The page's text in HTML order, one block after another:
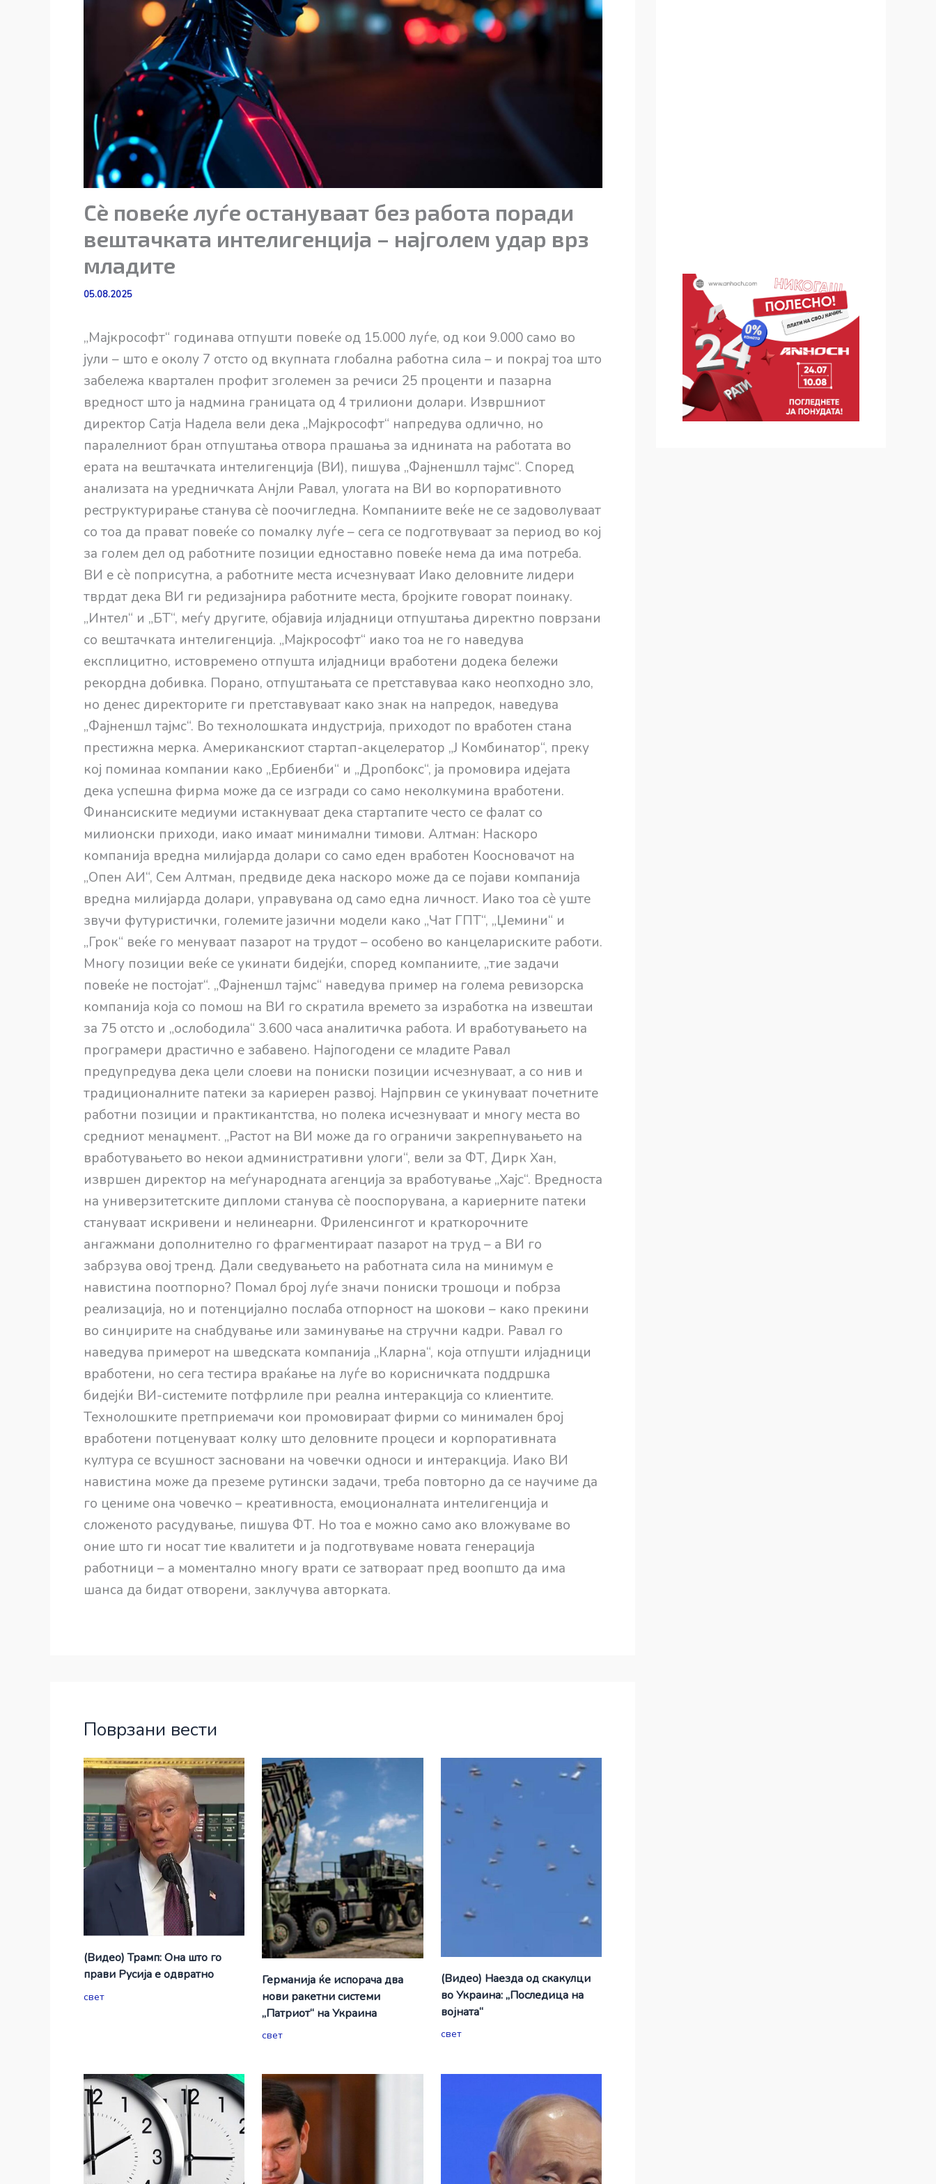
Сѐ повеќе луѓе остануваат без работа поради
вештачката интелигенција – најголем удар врз
младите
05.08.2025
„Мајкрософт“ годинава отпушти повеќе од 15.000 луѓе, од кои 9.000 само во
јули – што е околу 7 отсто од вкупната глобална работна сила – и покрај тоа што
забележа квартален профит зголемен за речиси 25 проценти и пазарна
вредност што ја надмина границата од 4 трилиони долари. Извршниот
директор Сатја Надела вели дека „Мајкрософт“ напредува одлично, но
паралелниот бран отпуштања отвора прашања за иднината на работата во
ерата на вештачката интелигенција (ВИ), пишува „Фајненшлл тајмс“. Според
анализата на уредничката Анјли Равал, улогата на ВИ во корпоративното
реструктурирање станува сѐ поочигледна. Компаниите веќе не се задоволуваат
со тоа да прават повеќе со помалку луѓе – сега се подготвуваат за период во кој
за голем дел од работните позиции едноставно повеќе нема да има потреба.
ВИ е сѐ поприсутна, а работните места исчезнуваат Иако деловните лидери
тврдат дека ВИ ги редизајнира работните места, бројките говорат поинаку.
„Интел“ и „БТ“, меѓу другите, објавија илјадници отпуштања директно поврзани
со вештачката интелигенција. „Мајкрософт“ иако тоа не го наведува
експлицитно, истовремено отпушта илјадници вработени додека бележи
рекордна добивка. Порано, отпуштањата се претставуваа како неопходно зло,
но денес директорите ги претставуваат како знак на напредок, наведува
„Фајненшл тајмс“. Во технолошката индустрија, приходот по вработен стана
престижна мерка. Американскиот стартап-акцелератор „Ј Комбинатор“, преку
кој поминаа компании како „Ербиенби“ и „Дропбокс“, ја промовира идејата
дека успешна фирма може да се изгради со само неколкумина вработени.
Финансиските медиуми истакнуваат дека стартапите често се фалат со
милионски приходи, иако имаат минимални тимови. Алтман: Наскоро
компанија вредна милијарда долари со само еден вработен Коосновачот на
„Опен АИ“, Сем Алтман, предвиде дека наскоро може да се појави компанија
вредна милијарда долари, управувана од само една личност. Иако тоа сѐ уште
звучи футуристички, големите јазични модели како „Чат ГПТ“, „Џемини“ и
„Грок“ веќе го менуваат пазарот на трудот – особено во канцелариските работи.
Многу позиции веќе се укинати бидејќи, според компаниите, „тие задачи
повеќе не постојат“. „Фајненшл тајмс“ наведува пример на голема ревизорска
компанија која со помош на ВИ го скратила времето за изработка на извештаи
за 75 отсто и „ослободила“ 3.600 часа аналитичка работа. И вработувањето на
програмери драстично е забавено. Најпогодени се младите Равал
предупредува дека цели слоеви на пониски позиции исчезнуваат, а со нив и
традиционалните патеки за кариерен развој. Најпрвин се укинуваат почетните
работни позиции и практикантства, но полека исчезнуваат и многу места во
средниот менаџмент. „Растот на ВИ може да го ограничи закрепнувањето на
вработувањето во некои административни улоги“, вели за ФТ, Дирк Хан,
извршен директор на меѓународната агенција за вработување „Хајс“. Вредноста
на универзитетските дипломи станува сѐ пооспорувана, а кариерните патеки
стануваат искривени и нелинеарни. Фриленсингот и краткорочните
ангажмани дополнително го фрагментираат пазарот на труд – а ВИ го
забрзува овој тренд. Дали сведувањето на работната сила на минимум е
навистина поотпорно? Помал број луѓе значи пониски трошоци и побрза
реализација, но и потенцијално послаба отпорност на шокови – како прекини
во синџирите на снабдување или заминување на стручни кадри. Равал го
наведува примерот на шведската компанија „Кларна“, која отпушти илјадници
вработени, но сега тестира враќање на луѓе во корисничката поддршка
бидејќи ВИ-системите потфрлиле при реална интеракција со клиентите.
Технолошките претприемачи кои промовираат фирми со минимален број
вработени потценуваат колку што деловните процеси и корпоративната
култура се всушност засновани на човечки односи и интеракција. Иако ВИ
навистина може да преземе рутински задачи, треба повторно да се научиме да
го цениме она човечко – креативноста, емоционалната интелигенција и
сложеното расудување, пишува ФТ. Но тоа е можно само ако вложуваме во
оние што ги носат тие квалитети и ја подготвуваме новата генерација
работници – а моментално многу врати се затвораат пред воопшто да има
шанса да бидат отворени, заклучува авторката.
Поврзани вести
(Видео) Трамп: Она што го
прави Русија е одвратно
свет
Германија ќе испорача два
нови ракетни системи
„Патриот“ на Украина
свет
(Видео) Наезда од скакулци
во Украина: „Последица на
војната“
свет